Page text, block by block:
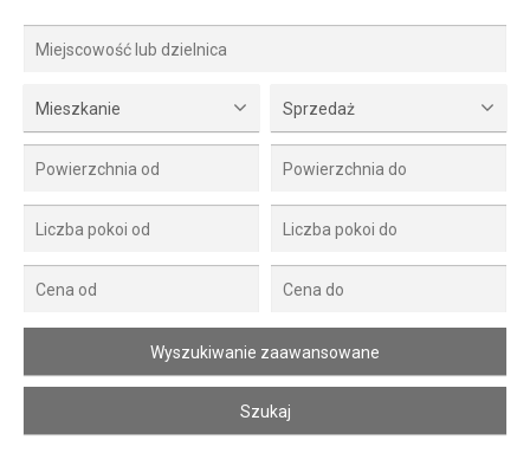
Mieszkanie Sprzedaż